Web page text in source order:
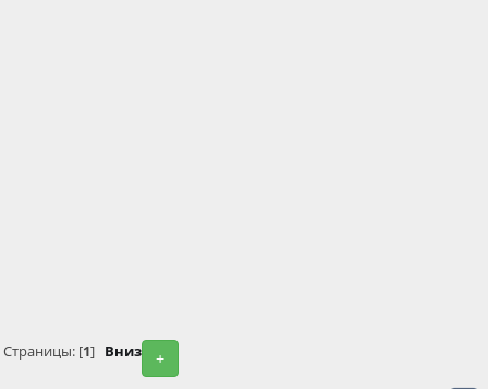
+
Страницы: [1] Вниз